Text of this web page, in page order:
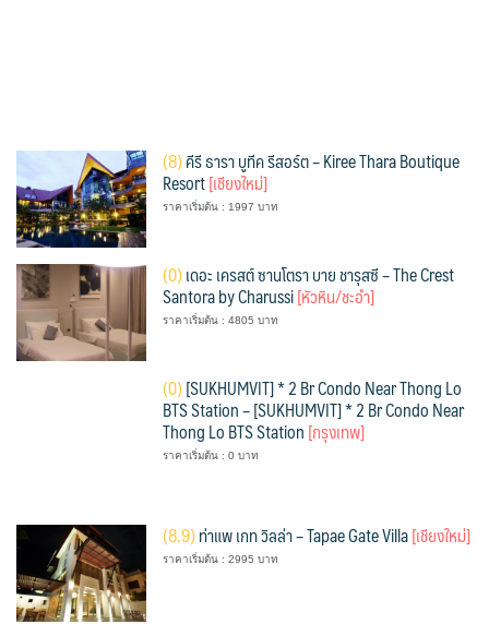
(8)คีรี ธารา บูทีค รีสอร์ต – Kiree Thara Boutique
Resort[เชียงใหม่]
ราคาเริ่มต้น : 1997 บาท
(0)เดอะ เครสต์ ซานโตรา บาย ชารุสซี – The Crest
Santora by Charussi[หัวหิน/ชะอำ]
ราคาเริ่มต้น : 4805 บาท
(0)[SUKHUMVIT] * 2 Br Condo Near Thong Lo
BTS Station – [SUKHUMVIT] * 2 Br Condo Near
Thong Lo BTS Station[กรุงเทพ]
ราคาเริ่มต้น : 0 บาท
(8.9)ท่าแพ เกท วิลล่า – Tapae Gate Villa[เชียงใหม่]
ราคาเริ่มต้น : 2995 บาท